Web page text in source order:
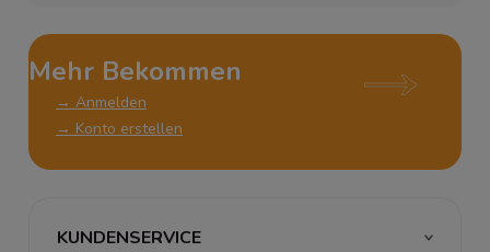
Mehr Bekommen
→ Anmelden
→ Konto erstellen
KUNDENSERVICE